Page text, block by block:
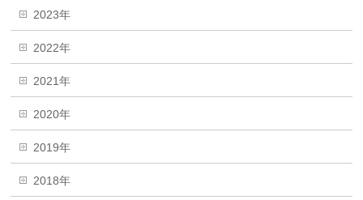
2023年
2022年
2021年
2020年
2019年
2018年